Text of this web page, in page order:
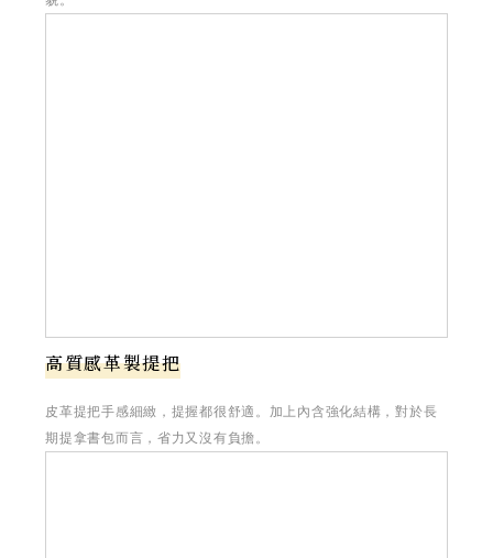
高質感革製提把
皮革提把手感細緻，提握都很舒適。加上內含強化結構，對於長
期提拿書包而言，省力又沒有負擔。